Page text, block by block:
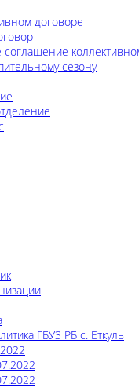
договоре
сезону
ГБУЗ РБ с. Еткуль